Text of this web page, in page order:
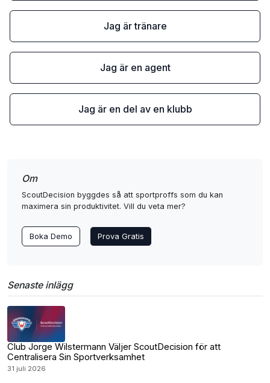
Jag är tränare
Jag är en agent
Jag är en del av en klubb
Om
ScoutDecision byggdes så att sportproffs som du kan
maximera sin produktivitet. Vill du veta mer?
Boka Demo Prova Gratis
Senaste inlägg
Club Jorge Wilstermann Väljer ScoutDecision för att
Centralisera Sin Sportverksamhet
31 juli 2026